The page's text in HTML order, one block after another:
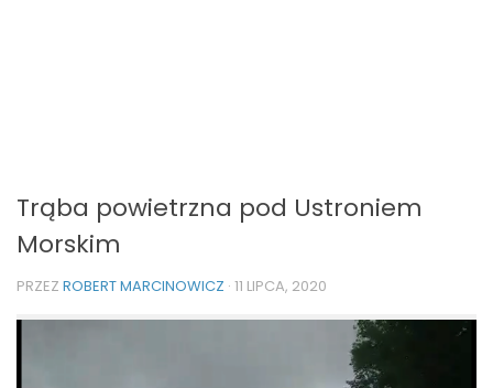
Trąba powietrzna pod Ustroniem
Morskim
PRZEZ ROBERT MARCINOWICZ · 11 LIPCA, 2020